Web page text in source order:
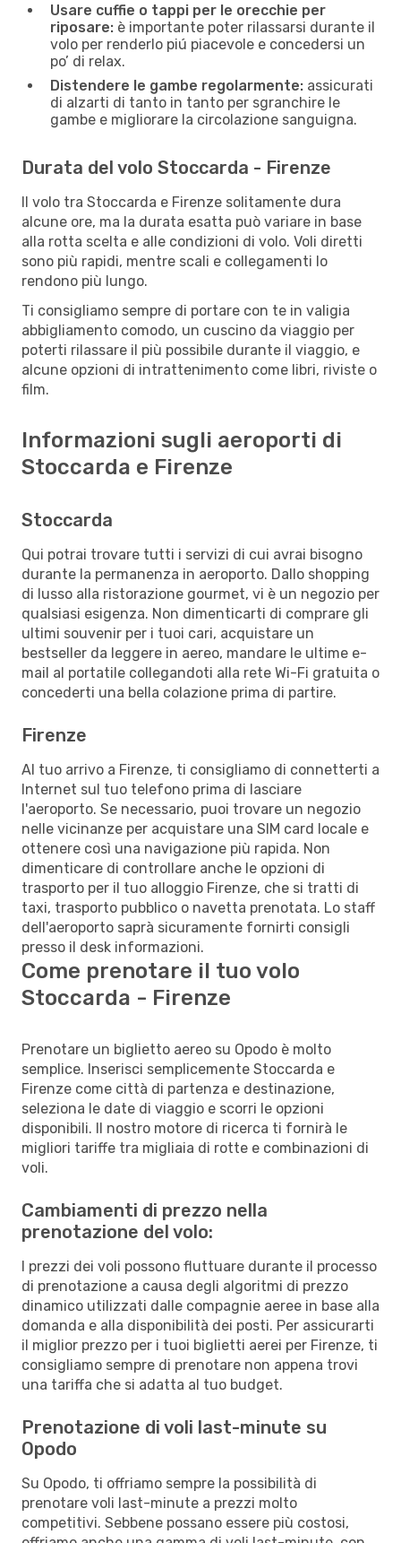
Usare cuffie o tappi per le orecchie per
riposare: è importante poter rilassarsi durante il
volo per renderlo piú piacevole e concedersi un
po’ di relax.
Distendere le gambe regolarmente: assicurati
di alzarti di tanto in tanto per sgranchire le
gambe e migliorare la circolazione sanguigna.
Durata del volo Stoccarda - Firenze
Il volo tra Stoccarda e Firenze solitamente dura
alcune ore, ma la durata esatta può variare in base
alla rotta scelta e alle condizioni di volo. Voli diretti
sono più rapidi, mentre scali e collegamenti lo
rendono più lungo.
Ti consigliamo sempre di portare con te in valigia
abbigliamento comodo, un cuscino da viaggio per
poterti rilassare il più possibile durante il viaggio, e
alcune opzioni di intrattenimento come libri, riviste o
film.
Informazioni sugli aeroporti di
Stoccarda e Firenze
Stoccarda
Qui potrai trovare tutti i servizi di cui avrai bisogno
durante la permanenza in aeroporto. Dallo shopping
di lusso alla ristorazione gourmet, vi è un negozio per
qualsiasi esigenza. Non dimenticarti di comprare gli
ultimi souvenir per i tuoi cari, acquistare un
bestseller da leggere in aereo, mandare le ultime e-
mail al portatile collegandoti alla rete Wi-Fi gratuita o
concederti una bella colazione prima di partire.
Firenze
Al tuo arrivo a Firenze, ti consigliamo di connetterti a
Internet sul tuo telefono prima di lasciare
l'aeroporto. Se necessario, puoi trovare un negozio
nelle vicinanze per acquistare una SIM card locale e
ottenere così una navigazione più rapida. Non
dimenticare di controllare anche le opzioni di
trasporto per il tuo alloggio Firenze, che si tratti di
taxi, trasporto pubblico o navetta prenotata. Lo staff
dell'aeroporto saprà sicuramente fornirti consigli
presso il desk informazioni.
Come prenotare il tuo volo
Stoccarda - Firenze
Prenotare un biglietto aereo su Opodo è molto
semplice. Inserisci semplicemente Stoccarda e
Firenze come città di partenza e destinazione,
seleziona le date di viaggio e scorri le opzioni
disponibili. Il nostro motore di ricerca ti fornirà le
migliori tariffe tra migliaia di rotte e combinazioni di
voli.
Cambiamenti di prezzo nella
prenotazione del volo:
I prezzi dei voli possono fluttuare durante il processo
di prenotazione a causa degli algoritmi di prezzo
dinamico utilizzati dalle compagnie aeree in base alla
domanda e alla disponibilità dei posti. Per assicurarti
il miglior prezzo per i tuoi biglietti aerei per Firenze, ti
consigliamo sempre di prenotare non appena trovi
una tariffa che si adatta al tuo budget.
Prenotazione di voli last-minute su
Opodo
Su Opodo, ti offriamo sempre la possibilità di
prenotare voli last-minute a prezzi molto
competitivi. Sebbene possano essere più costosi,